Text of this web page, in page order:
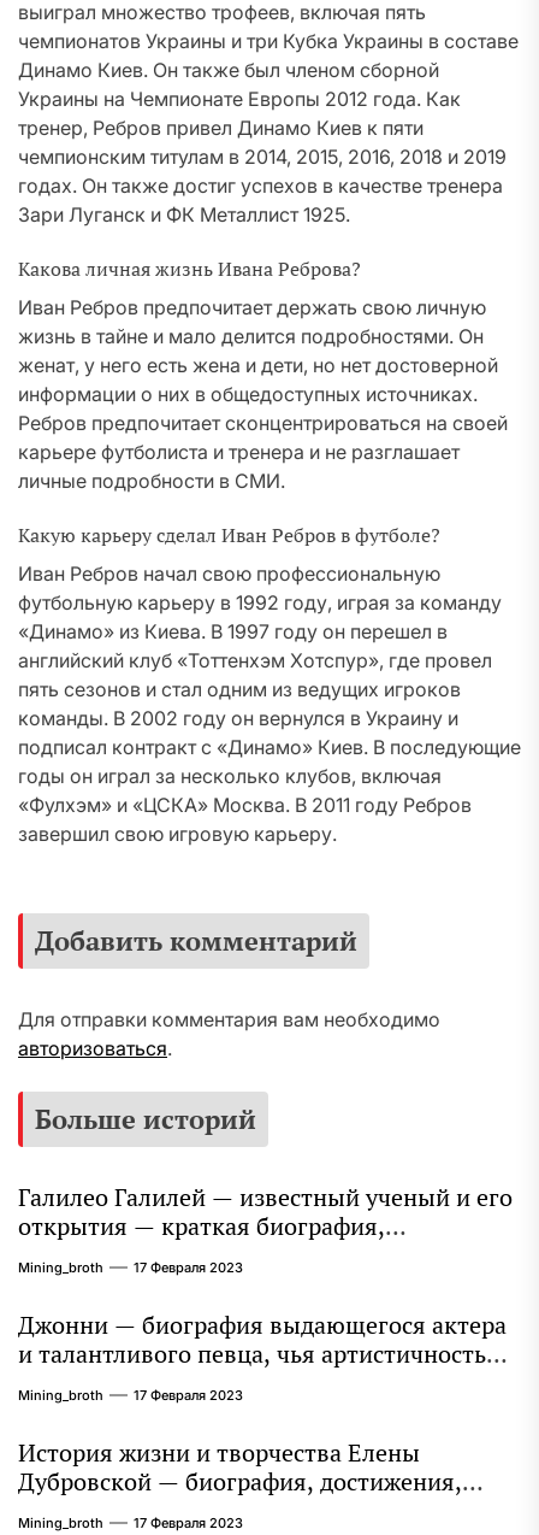
выиграл множество трофеев, включая пять
чемпионатов Украины и три Кубка Украины в составе
Динамо Киев. Он также был членом сборной
Украины на Чемпионате Европы 2012 года. Как
тренер, Ребров привел Динамо Киев к пяти
чемпионским титулам в 2014, 2015, 2016, 2018 и 2019
годах. Он также достиг успехов в качестве тренера
Зари Луганск и ФК Металлист 1925.
Какова личная жизнь Ивана Реброва?
Иван Ребров предпочитает держать свою личную
жизнь в тайне и мало делится подробностями. Он
женат, у него есть жена и дети, но нет достоверной
информации о них в общедоступных источниках.
Ребров предпочитает сконцентрироваться на своей
карьере футболиста и тренера и не разглашает
личные подробности в СМИ.
Какую карьеру сделал Иван Ребров в футболе?
Иван Ребров начал свою профессиональную
футбольную карьеру в 1992 году, играя за команду
«Динамо» из Киева. В 1997 году он перешел в
английский клуб «Тоттенхэм Хотспур», где провел
пять сезонов и стал одним из ведущих игроков
команды. В 2002 году он вернулся в Украину и
подписал контракт с «Динамо» Киев. В последующие
годы он играл за несколько клубов, включая
«Фулхэм» и «ЦСКА» Москва. В 2011 году Ребров
завершил свою игровую карьеру.
Добавить комментарий
Для отправки комментария вам необходимо
авторизоваться.
Больше историй
Галилео Галилей — известный ученый и его
открытия — краткая биография,
достижения и вклад в науку
Mining_broth 17 Февраля 2023
Джонни — биография выдающегося актера
и талантливого певца, чья артистичность
захватывает миллионы сердец
Mining_broth 17 Февраля 2023
История жизни и творчества Елены
Дубровской — биография, достижения,
интересные факты
Mining_broth 17 Февраля 2023